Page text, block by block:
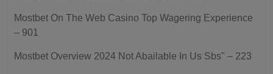
Mostbet On The Web Casino Top Wagering Experience
– 901
Mostbet Overview 2024 Not Abailable In Us Sbs" – 223